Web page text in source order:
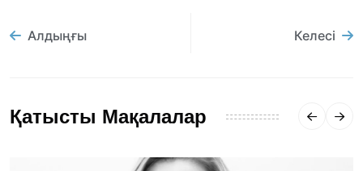
Алдыңғы Келесі
Қатысты Мақалалар